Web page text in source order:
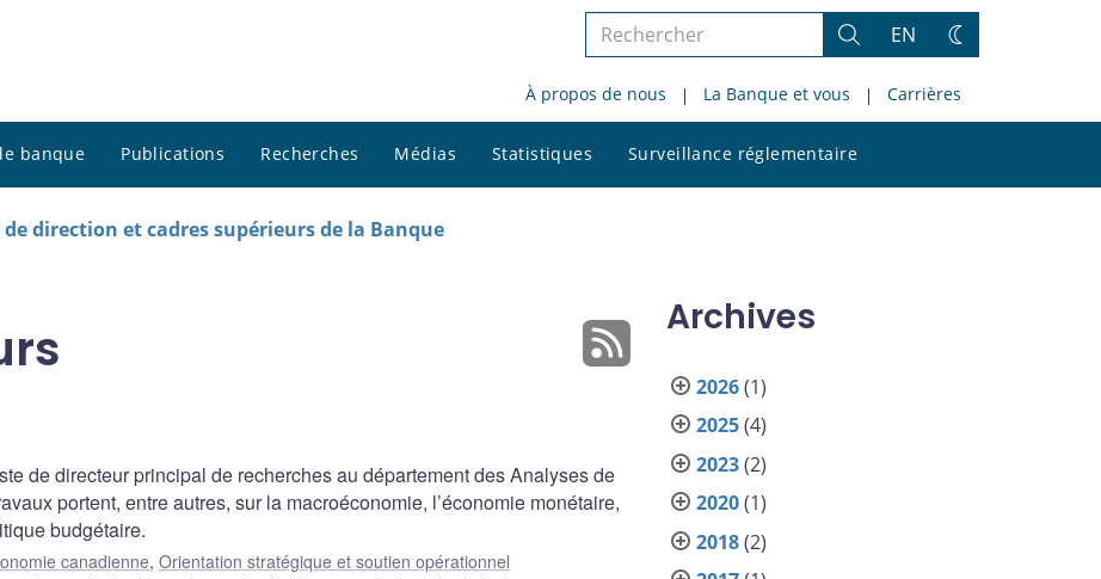
Rechercher
le
site
Rechercher
EN
Changez
thème
À propos de nous La Banque et vous Carrières
banque Publications Recherches Médias Statistiques Surveillance réglementaire
le
de direction et cadres supérieurs de la Banque
de directeur principal de recherches au département des Analyses de
portent, entre autres, sur la macroéconomie, l’économie monétaire,
budgétaire.
canadienne, Orientation stratégique et soutien opérationnel
Archives
2026(1)
2025(4)
2023(2)
2020(1)
2018(2)